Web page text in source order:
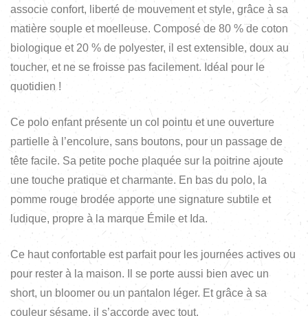
associe confort, liberté de mouvement et style, grâce à sa
matière souple et moelleuse. Composé de 80 % de coton
biologique et 20 % de polyester, il est extensible, doux au
toucher, et ne se froisse pas facilement. Idéal pour le
quotidien !
Ce polo enfant présente un col pointu et une ouverture
partielle à l’encolure, sans boutons, pour un passage de
tête facile. Sa petite poche plaquée sur la poitrine ajoute
une touche pratique et charmante. En bas du polo, la
pomme rouge brodée apporte une signature subtile et
ludique, propre à la marque Émile et Ida.
Ce haut confortable est parfait pour les journées actives ou
pour rester à la maison. Il se porte aussi bien avec un
short, un bloomer ou un pantalon léger. Et grâce à sa
couleur sésame, il s’accorde avec tout.